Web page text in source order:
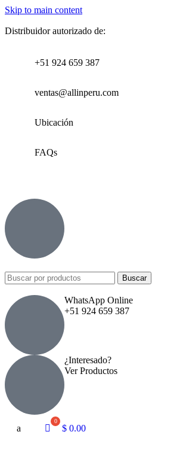
Skip to main content
Distribuidor autorizado de:
+51 924 659 387
ventas@allinperu.com
Ubicación
FAQs
Buscar
WhatsApp Online
+51 924 659 387
¿Interesado?
Ver Productos
a $ 0.00